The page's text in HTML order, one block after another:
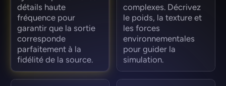
détails haute
fréquence pour
garantir que la sortie
corresponde
parfaitement à la
fidélité de la source.
complexes. Décrivez
le poids, la texture et
les forces
environnementales
pour guider la
simulation.